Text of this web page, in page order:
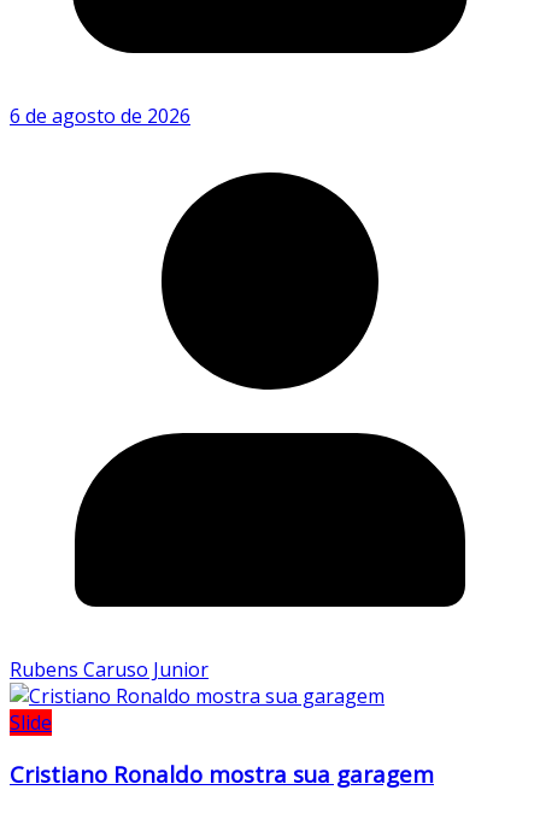
6 de agosto de 2026
Rubens Caruso Junior
Slide
Cristiano Ronaldo mostra sua garagem